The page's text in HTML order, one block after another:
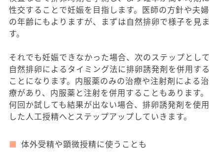
性交することで妊娠を目指します。医師の方針や夫婦
の年齢にもよりますが、まずは自然排卵で様子を見ま
す。
それでも妊娠できなかった場合、次のステップとして
自然排卵によるタイミング法に排卵誘発剤を併用する
ことになります。内服薬のみの治療や注射剤による治
療があり、内服薬と注射を併用することもあります。
何回か試しても結果が出ない場合、排卵誘発剤を使用
した人工授精へとステップアップしていきます。
体外受精や顕微授精に使うことも